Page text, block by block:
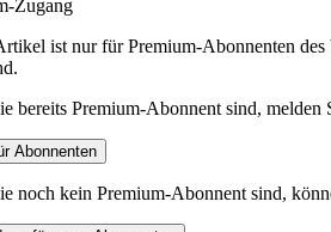
Zugang
ist nur für Premium-Abonnenten
bereits Premium-Abonnent sind, melden
noch kein Premium-Abonnent sind,